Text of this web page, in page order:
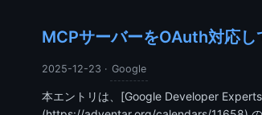
MCPサーバーをOAuth対応
2025-12-23 · Google
本エントリは、[Google Developer